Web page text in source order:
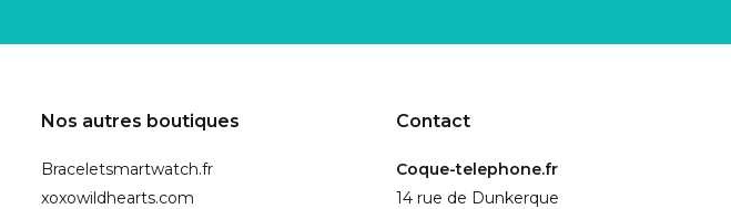
Nos autres boutiques
Braceletsmartwatch.fr
xoxowildhearts.com
Contact
Coque-telephone.fr
14 rue de Dunkerque